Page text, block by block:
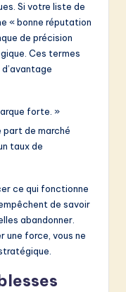
Si votre liste de
« bonne réputation
de précision
Ces termes
forte. »
part de marché
taux de
ce qui fonctionne
de savoir
abandonner.
une force, vous ne